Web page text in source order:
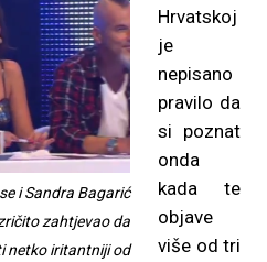
i Sandra Bagarić
zahtjevao da
netko iritantniji od
Hrvatskoj
je
nepisano
pravilo da
si poznat
onda
kada te
objave
više od tri